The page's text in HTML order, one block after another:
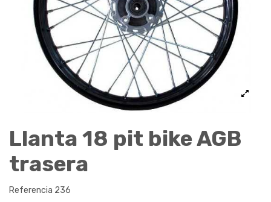
Llanta 18 pit bike AGB
trasera
Referencia 236